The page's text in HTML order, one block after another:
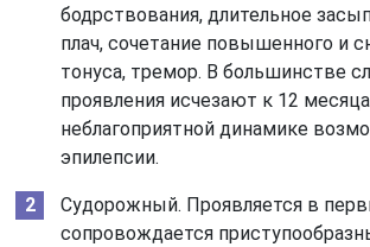
бодрствования, длительное
плач, сочетание повышенного и
тонуса, тремор. В большинстве
проявления исчезают к 12
неблагоприятной динамике
эпилепсии.
Судорожный. Проявляется в
сопровождается